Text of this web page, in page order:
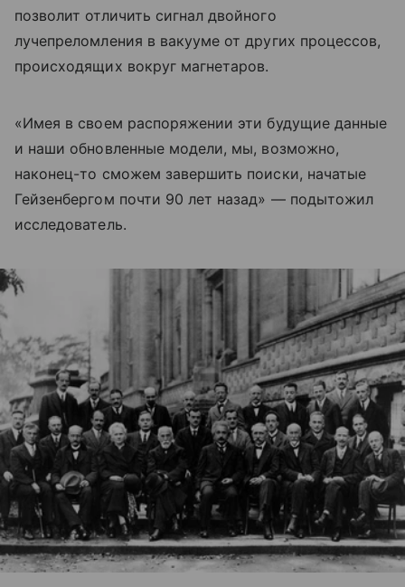
позволит отличить сигнал двойного
лучепреломления в вакууме от других процессов,
происходящих вокруг магнетаров.
«Имея в своем распоряжении эти будущие данные
и наши обновленные модели, мы, возможно,
наконец-то сможем завершить поиски, начатые
Гейзенбергом почти 90 лет назад» — подытожил
исследователь.